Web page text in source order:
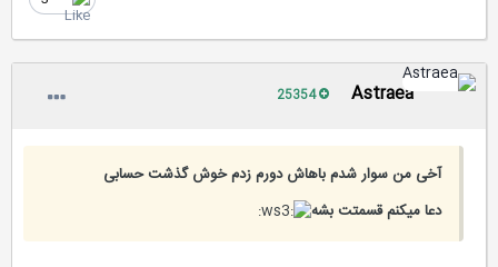
Astraea
آخی من سوار شدم باهاش دورم زدم خوش گذشت حسابی
دعا میکنم قسمتت بشه